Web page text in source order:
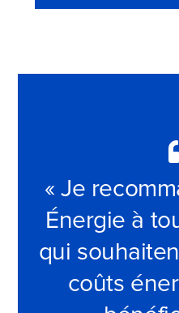
« Je
Énergie à
qui
coûts